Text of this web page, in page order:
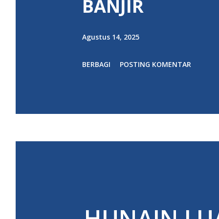
BANJIR
Agustus 14, 2025
BERBAGI POSTING KOMENTAR